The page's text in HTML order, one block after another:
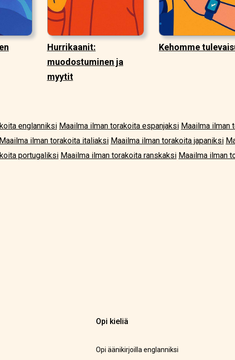
Hurrikaanit:
muodostuminen ja
myytit
Kehomme
englanniksi Maailma ilman torakoita espanjaksi Maailma ilman
Maailma ilman torakoita italiaksi Maailma ilman torakoita japaniksi
portugaliksi Maailma ilman torakoita ranskaksi Maailma ilman
Opi kieliä
Opi äänikirjoilla englanniksi